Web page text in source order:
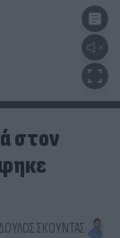
στον
ΣΚΟΎΝΤΑΣ